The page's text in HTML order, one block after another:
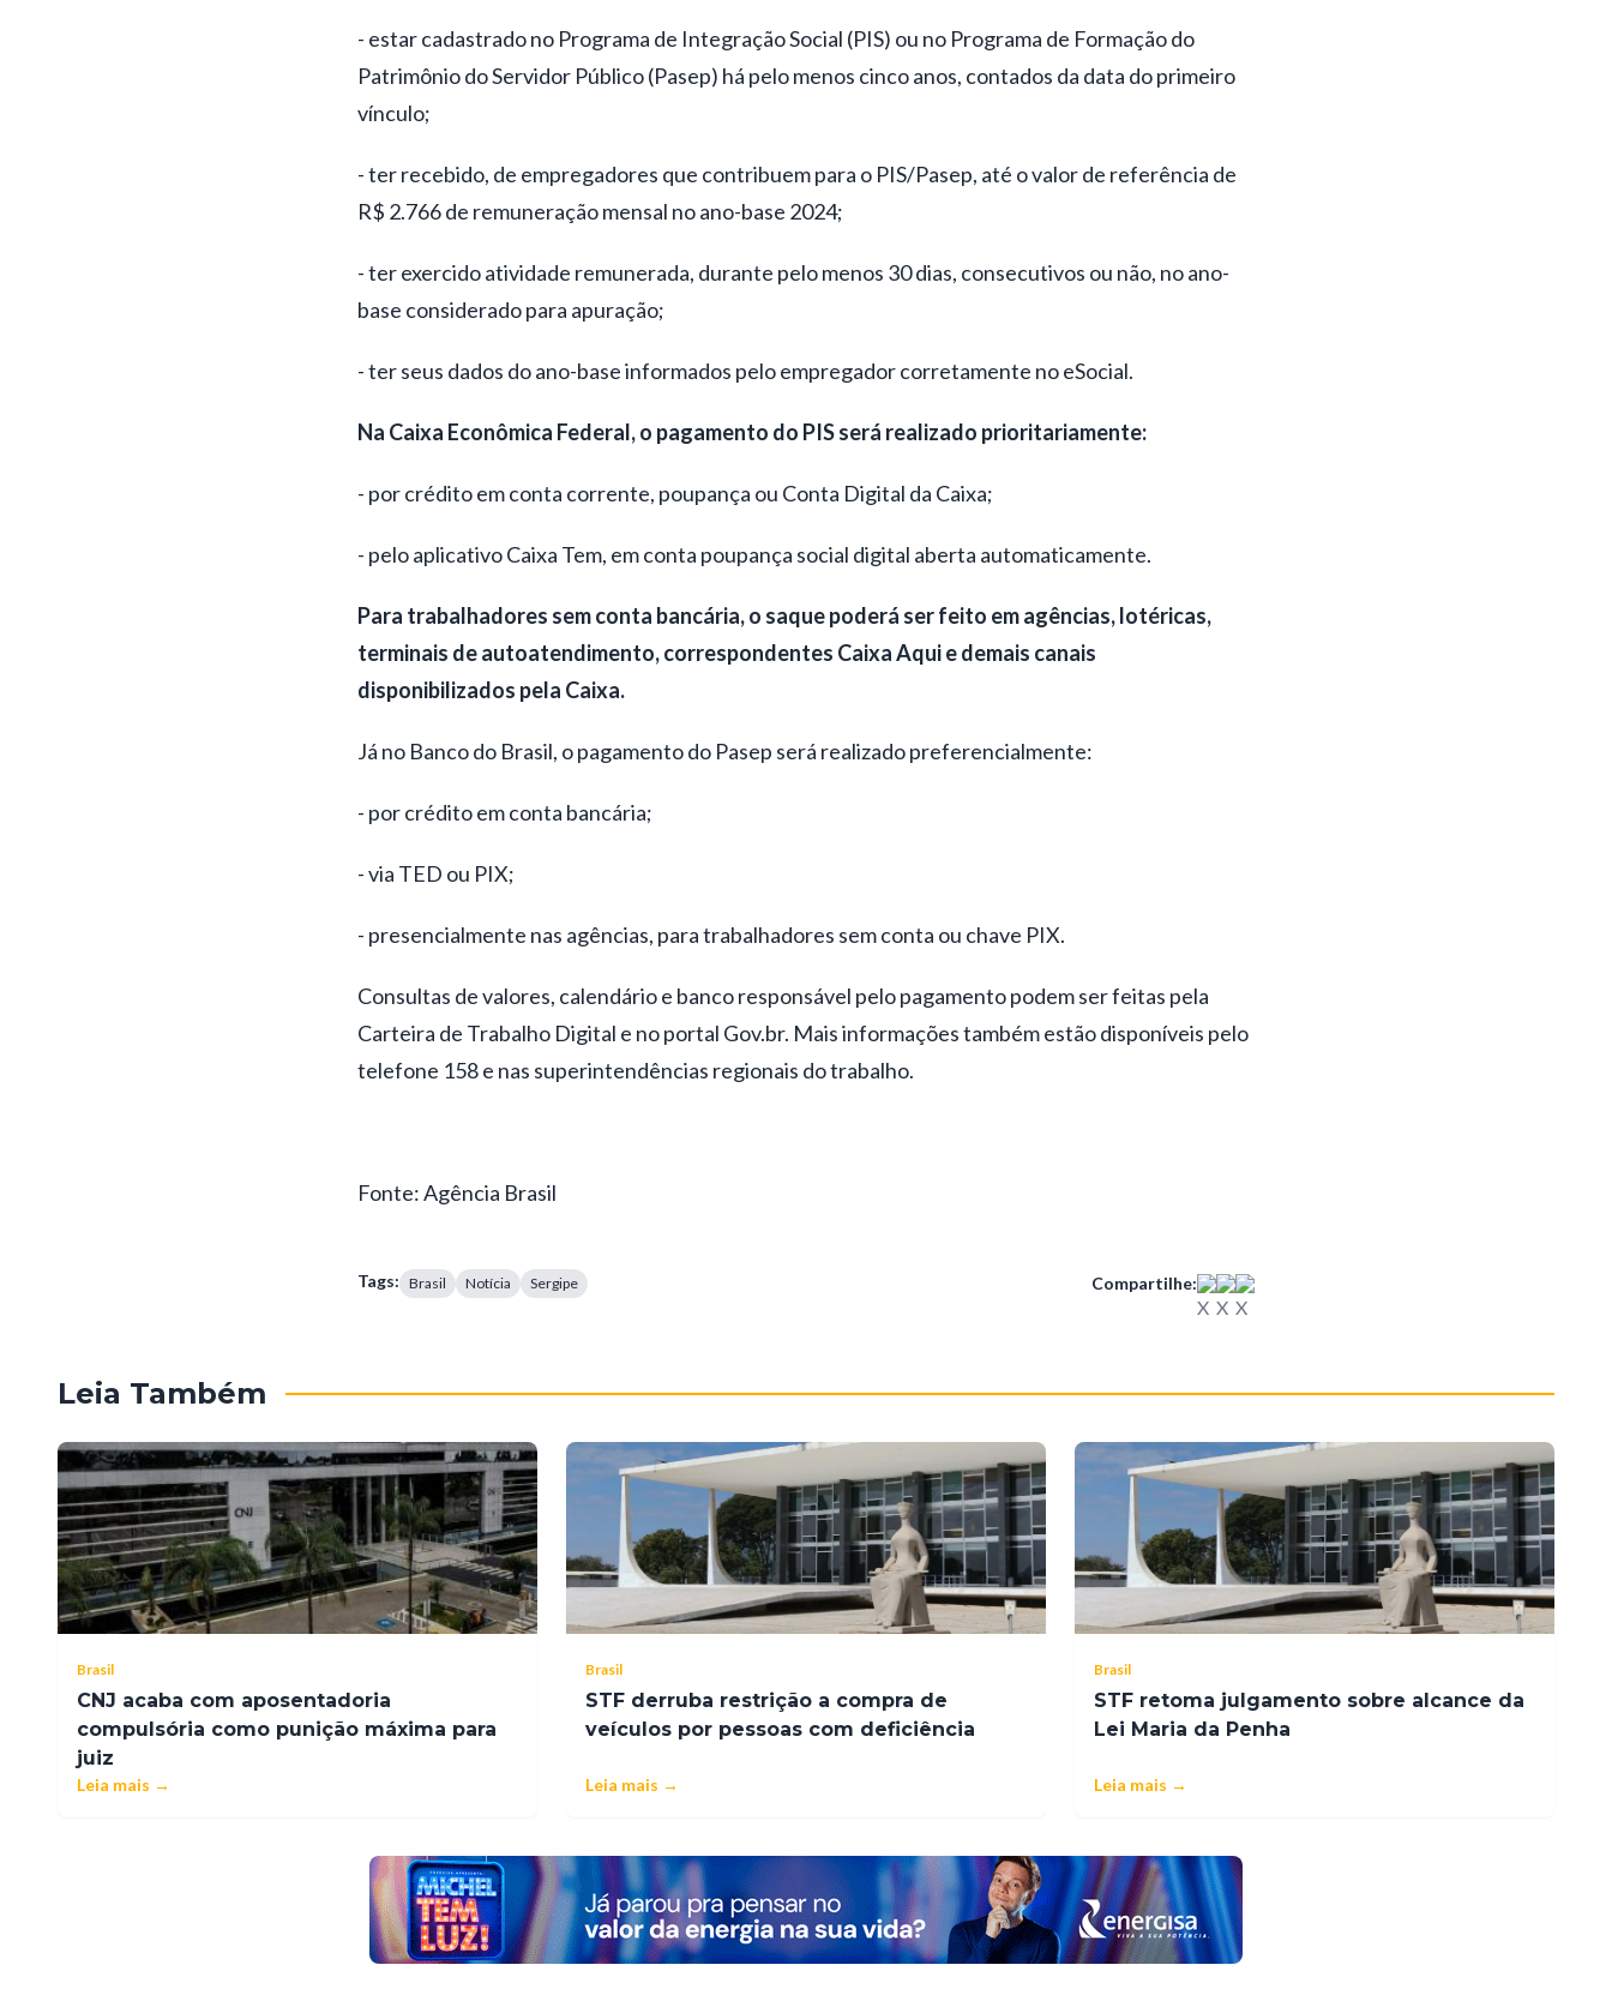
- estar cadastrado no Programa de Integração Social (PIS) ou no Programa de Formação do
Patrimônio do Servidor Público (Pasep) há pelo menos cinco anos, contados da data do primeiro
vínculo;
- ter recebido, de empregadores que contribuem para o PIS/Pasep, até o valor de referência de
R$ 2.766 de remuneração mensal no ano-base 2024;
- ter exercido atividade remunerada, durante pelo menos 30 dias, consecutivos ou não, no ano-
base considerado para apuração;
- ter seus dados do ano-base informados pelo empregador corretamente no eSocial.
Na Caixa Econômica Federal, o pagamento do PIS será realizado prioritariamente:
- por crédito em conta corrente, poupança ou Conta Digital da Caixa;
- pelo aplicativo Caixa Tem, em conta poupança social digital aberta automaticamente.
Para trabalhadores sem conta bancária, o saque poderá ser feito em agências, lotéricas,
terminais de autoatendimento, correspondentes Caixa Aqui e demais canais
disponibilizados pela Caixa.
Já no Banco do Brasil, o pagamento do Pasep será realizado preferencialmente:
- por crédito em conta bancária;
- via TED ou PIX;
- presencialmente nas agências, para trabalhadores sem conta ou chave PIX.
Consultas de valores, calendário e banco responsável pelo pagamento podem ser feitas pela
Carteira de Trabalho Digital e no portal Gov.br. Mais informações também estão disponíveis pelo
telefone 158 e nas superintendências regionais do trabalho.
Fonte: Agência Brasil
Tags: Brasil Notícia Sergipe Compartilhe:
Leia Também
Brasil
CNJ acaba com aposentadoria
compulsória como punição máxima para
juiz
Leia mais →
Brasil
STF derruba restrição a compra de
veículos por pessoas com deficiência
Leia mais →
Brasil
STF retoma julgamento sobre alcance da
Lei Maria da Penha
Leia mais →